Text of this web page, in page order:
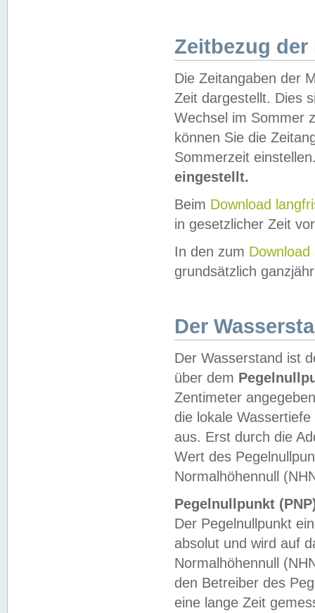
Zeitbezug der
Die Zeitangaben der
Zeit dargestellt. Dies
Wechsel im Sommer
können Sie die
Sommerzeit
eingestellt.
Beim Download
in gesetzlicher Zeit
In den zum Download
grundsätzlich
Der
Der Wasserstand ist
über dem
Zentimeter
die lokale
aus. Erst durch die
Wert des
Normalhöhennull
Pegelnullpunkt
Der Pegelnullpunkt
absolut und wird auf
Normalhöhennull
den Betreiber des
eine lange Zeit